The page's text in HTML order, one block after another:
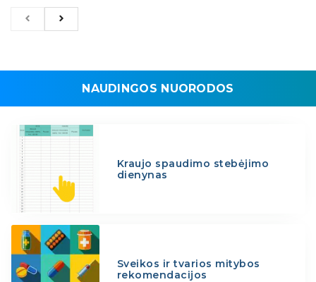
NAUDINGOS NUORODOS
Kraujo spaudimo stebėjimo
dienynas
Sveikos ir tvarios mitybos
rekomendacijos